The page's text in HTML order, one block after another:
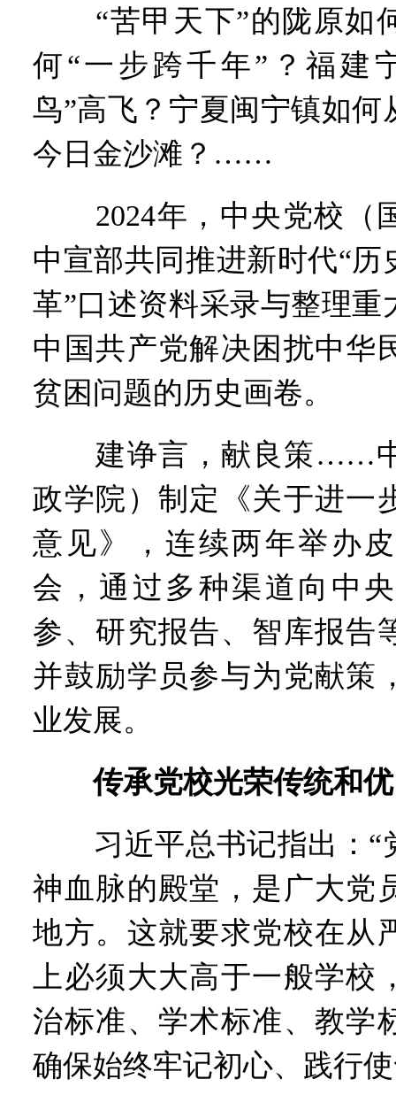
“苦甲天下”的陇原如
何“一步跨千年”？福建
鸟”高飞？宁夏闽宁镇如何
今日金沙滩？……
2024年，中央党校（
中宣部共同推进新时代“历
革”口述资料采录与整理重
中国共产党解决困扰中华
贫困问题的历史画卷。
建诤言，献良策……中
政学院）制定《关于进一
意见》，连续两年举办
会，通过多种渠道向中
参、研究报告、智库报告
并鼓励学员参与为党献策
业发展。
传承党校光荣传统和
习近平总书记指出：“
神血脉的殿堂，是广大党
地方。这就要求党校在从
上必须大大高于一般学校
治标准、学术标准、教学
确保始终牢记初心、践行